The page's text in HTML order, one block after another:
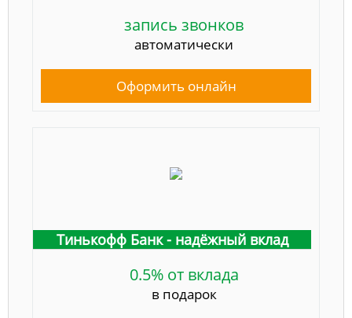
запись звонков
автоматически
Оформить онлайн
Тинькофф Банк - надёжный вклад
0.5% от вклада
в подарок